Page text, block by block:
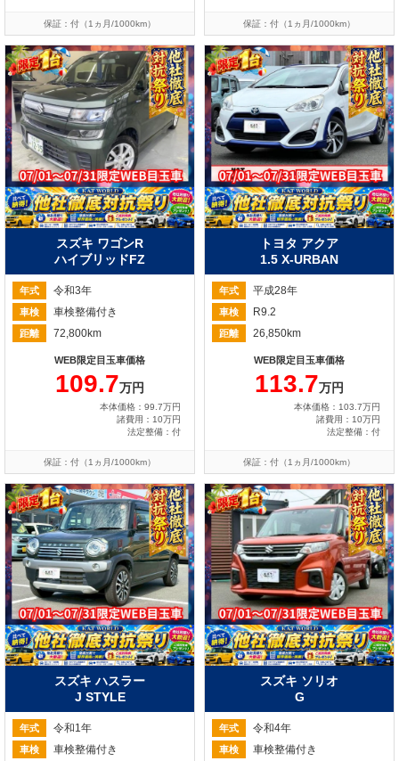
保証：付（1ヵ月/1000km） 保証：付（1ヵ月/1000km）
スズキ ワゴンR
ハイブリッドFZ
年式 令和3年
車検 車検整備付き
距離 72,800km
WEB限定目玉車価格
109.7万円
本体価格：99.7万円
諸費用：10万円
法定整備：付
保証：付（1ヵ月/1000km）
トヨタ アクア
1.5 X-URBAN
年式 平成28年
車検 R9.2
距離 26,850km
WEB限定目玉車価格
113.7万円
本体価格：103.7万円
諸費用：10万円
法定整備：付
保証：付（1ヵ月/1000km）
スズキ ハスラー
J STYLE
年式 令和1年
車検 車検整備付き
スズキ ソリオ
G
年式 令和4年
車検 車検整備付き